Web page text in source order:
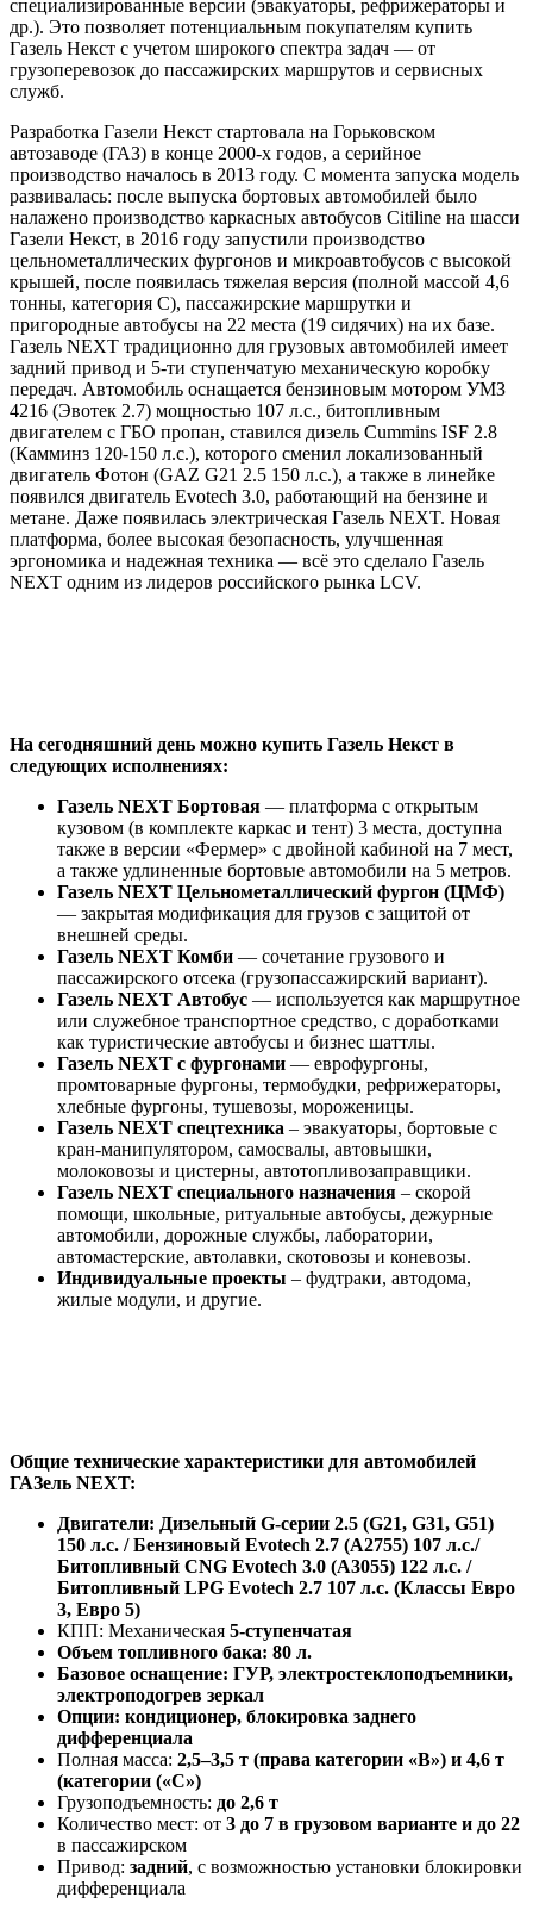
специализированные версии (эвакуаторы, рефрижераторы и
др.). Это позволяет потенциальным покупателям купить
Газель Некст с учетом широкого спектра задач — от
грузоперевозок до пассажирских маршрутов и сервисных
служб.
Разработка Газели Некст стартовала на Горьковском
автозаводе (ГАЗ) в конце 2000-х годов, а серийное
производство началось в 2013 году. С момента запуска модель
развивалась: после выпуска бортовых автомобилей было
налажено производство каркасных автобусов Citiline на шасси
Газели Некст, в 2016 году запустили производство
цельнометаллических фургонов и микроавтобусов с высокой
крышей, после появилась тяжелая версия (полной массой 4,6
тонны, категория C), пассажирские маршрутки и
пригородные автобусы на 22 места (19 сидячих) на их базе.
Газель NEXT традиционно для грузовых автомобилей имеет
задний привод и 5-ти ступенчатую механическую коробку
передач. Автомобиль оснащается бензиновым мотором УМЗ
4216 (Эвотек 2.7) мощностью 107 л.с., битопливным
двигателем с ГБО пропан, ставился дизель Cummins ISF 2.8
(Камминз 120-150 л.с.), которого сменил локализованный
двигатель Фотон (GAZ G21 2.5 150 л.с.), а также в линейке
появился двигатель Evotech 3.0, работающий на бензине и
метане. Даже появилась электрическая Газель NEXT. Новая
платформа, более высокая безопасность, улучшенная
эргономика и надежная техника — всё это сделало Газель
NEXT одним из лидеров российского рынка LCV.
На сегодняшний день можно купить Газель Некст в
следующих исполнениях:
Газель NEXT Бортовая — платформа с открытым
кузовом (в комплекте каркас и тент) 3 места, доступна
также в версии «Фермер» с двойной кабиной на 7 мест,
а также удлиненные бортовые автомобили на 5 метров.
Газель NEXT Цельнометаллический фургон (ЦМФ)
— закрытая модификация для грузов с защитой от
внешней среды.
Газель NEXT Комби — сочетание грузового и
пассажирского отсека (грузопассажирский вариант).
Газель NEXT Автобус — используется как маршрутное
или служебное транспортное средство, с доработками
как туристические автобусы и бизнес шаттлы.
Газель NEXT с фургонами — еврофургоны,
промтоварные фургоны, термобудки, рефрижераторы,
хлебные фургоны, тушевозы, мороженицы.
Газель NEXT спецтехника – эвакуаторы, бортовые с
кран-манипулятором, самосвалы, автовышки,
молоковозы и цистерны, автотопливозаправщики.
Газель NEXT специального назначения – скорой
помощи, школьные, ритуальные автобусы, дежурные
автомобили, дорожные службы, лаборатории,
автомастерские, автолавки, скотовозы и коневозы.
Индивидуальные проекты – фудтраки, автодома,
жилые модули, и другие.
Общие технические характеристики для автомобилей
ГАЗель NEXT:
Двигатели: Дизельный G-серии 2.5 (G21, G31, G51)
150 л.с. / Бензиновый Evotech 2.7 (А2755) 107 л.с./
Битопливный CNG Evotech 3.0 (А3055) 122 л.с. /
Битопливный LPG Evotech 2.7 107 л.с. (Классы Евро
3, Евро 5)
КПП: Механическая 5-ступенчатая
Объем топливного бака: 80 л.
Базовое оснащение: ГУР, электростеклоподъемники,
электроподогрев зеркал
Опции: кондиционер, блокировка заднего
дифференциала
Полная масса: 2,5–3,5 т (права категории «B») и 4,6 т
(категории («C»)
Грузоподъемность: до 2,6 т
Количество мест: от 3 до 7 в грузовом варианте и до 22
в пассажирском
Привод: задний, с возможностью установки блокировки
дифференциала